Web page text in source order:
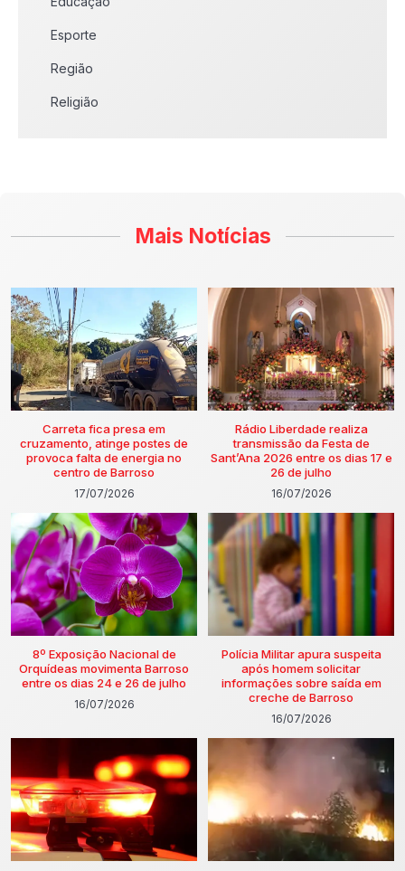
Esporte
Região
Religião
Mais Notícias
Carreta fica presa em
cruzamento, atinge postes de
provoca falta de energia no
centro de Barroso
17/07/2026
Rádio Liberdade realiza
transmissão da Festa de
Sant’Ana 2026 entre os dias 17 e
26 de julho
16/07/2026
8º Exposição Nacional de
Orquídeas movimenta Barroso
entre os dias 24 e 26 de julho
16/07/2026
Polícia Militar apura suspeita
após homem solicitar
informações sobre saída em
creche de Barroso
16/07/2026